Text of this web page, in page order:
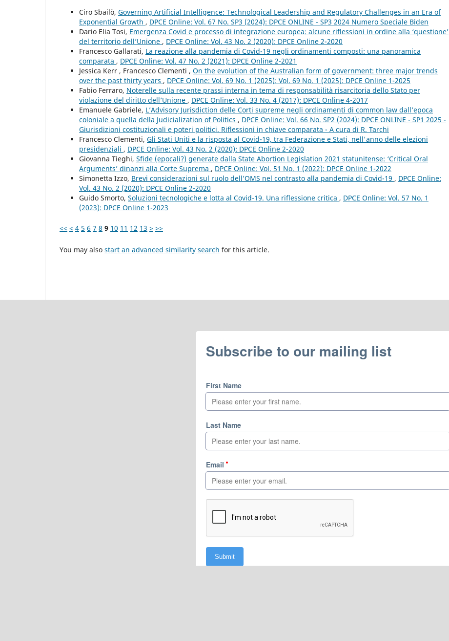
Ciro Sbailò, Governing Artificial Intelligence: Technological Leadership and Regulatory Challenges in an Era of
Exponential Growth , DPCE Online: Vol. 67 No. SP3 (2024): DPCE ONLINE - SP3 2024 Numero Speciale Biden
Dario Elia Tosi, Emergenza Covid e processo di integrazione europea: alcune riflessioni in ordine alla ‘questione’
del territorio dell’Unione , DPCE Online: Vol. 43 No. 2 (2020): DPCE Online 2-2020
Francesco Gallarati, La reazione alla pandemia di Covid-19 negli ordinamenti composti: una panoramica
comparata , DPCE Online: Vol. 47 No. 2 (2021): DPCE Online 2-2021
Jessica Kerr , Francesco Clementi , On the evolution of the Australian form of government: three major trends
over the past thirty years , DPCE Online: Vol. 69 No. 1 (2025): Vol. 69 No. 1 (2025): DPCE Online 1-2025
Fabio Ferraro, Noterelle sulla recente prassi interna in tema di responsabilità risarcitoria dello Stato per
violazione del diritto dell’Unione , DPCE Online: Vol. 33 No. 4 (2017): DPCE Online 4-2017
Emanuele Gabriele, L’Advisory Jurisdiction delle Corti supreme negli ordinamenti di common law dall’epoca
coloniale a quella della Judicialization of Politics , DPCE Online: Vol. 66 No. SP2 (2024): DPCE ONLINE - SP1 2025 -
Giurisdizioni costituzionali e poteri politici. Riflessioni in chiave comparata - A cura di R. Tarchi
Francesco Clementi, Gli Stati Uniti e la risposta al Covid-19, tra Federazione e Stati, nell'anno delle elezioni
presidenziali , DPCE Online: Vol. 43 No. 2 (2020): DPCE Online 2-2020
Giovanna Tieghi, Sfide (epocali?) generate dalla State Abortion Legislation 2021 statunitense: ‘Critical Oral
Arguments’ dinanzi alla Corte Suprema , DPCE Online: Vol. 51 No. 1 (2022): DPCE Online 1-2022
Simonetta Izzo, Brevi considerazioni sul ruolo dell’OMS nel contrasto alla pandemia di Covid-19 , DPCE Online:
Vol. 43 No. 2 (2020): DPCE Online 2-2020
Guido Smorto, Soluzioni tecnologiche e lotta al Covid-19. Una riflessione critica , DPCE Online: Vol. 57 No. 1
(2023): DPCE Online 1-2023
<< < 4 5 6 7 8 9 10 11 12 13 > >>
You may also start an advanced similarity search for this article.